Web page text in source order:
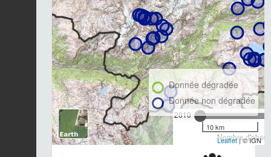
2010
Nombre
Donnée dégradée
Donnée non dégradée
10 km
Leaflet| © IGN